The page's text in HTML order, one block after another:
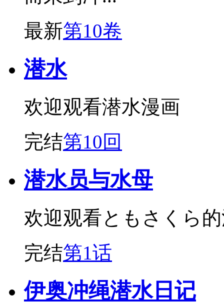
最新第10卷
潜水
欢迎观看潜水漫画
完结第10回
潜水员与水母
欢迎观看ともさくら
完结第1话
伊奥冲绳潜水日记